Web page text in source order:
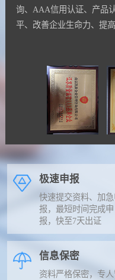
询、AAA信用认证、产品
平、改善企业生命力、提
极速申报
快速提交资料、加急
报，最短时间完成申
报，快至7天出证
信息保密
资料严格保密，专人